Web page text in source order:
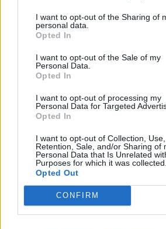
I want to opt-out of the Sharing of
personal data.
Opted In
I want to opt-out of the Sale of my
Personal Data.
Opted In
I want to opt-out of processing my
Personal Data for Targeted
Opted In
I want to opt-out of Collection, Use,
Retention, Sale, and/or Sharing of
Personal Data that Is Unrelated
Purposes for which it was collected.
Opted Out
CONFIRM
28 Αυγούστου 2024
ΗΠΑ: 5 κρούσματα, 1
σπάνια εγκεφαλίτιδα
τα κουνούπια
Σε ποιες πολιτείες